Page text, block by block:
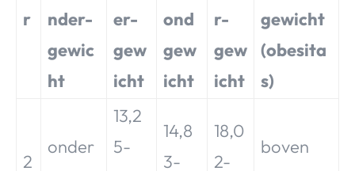
r
nder-
gewic
ht
er-
gew
icht
ond
gew
icht
r-
gew
icht
gewicht
(obesita
s)
2
onder
13,2
5-
14,8
3-
18,0
2-
boven